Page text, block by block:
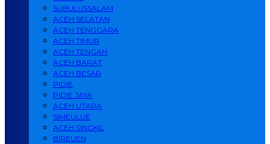
SUBULUSSALAM
ACEH SELATAN
ACEH TENGGARA
ACEH TIMUR
ACEH TENGAH
ACEH BARAT
ACEH BESAR
PIDIE
PIDIE JAYA
ACEH UTARA
SIMEULUE
ACEH SINGKIL
BIREUEN